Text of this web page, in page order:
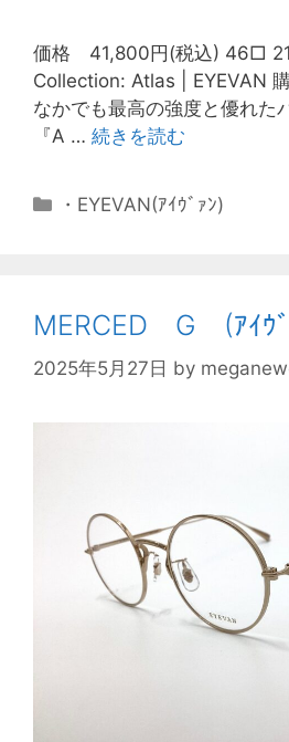
価格 41,800円(税込) 46□
Collection: Atlas | EYEVAN
なかでも最高の強度と優れた
『A … 続きを読む
・EYEVAN(ｱｲｳﾞｧﾝ)
MERCED G (ｱｲｳ
2025年5月27日 by